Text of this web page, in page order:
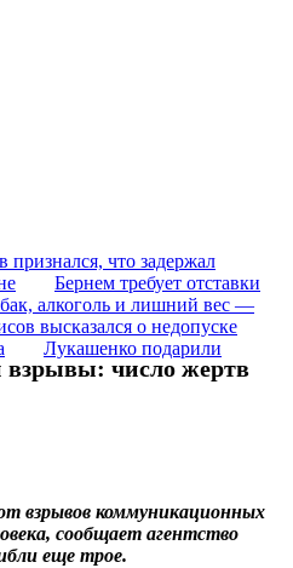
что задержал
Бернем требует отставки
алкоголь и лишний вес —
высказался о недопуске
Лукашенко подарили
взрывы: число жертв
взрывов коммуникационных
сообщает агентство
еще трое.